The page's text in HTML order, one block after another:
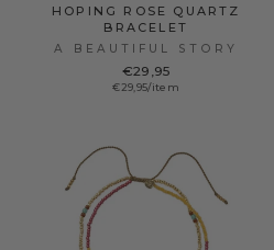
HOPING ROSE QUARTZ
BRACELET
A BEAUTIFUL STORY
€29,95
€29,95/item